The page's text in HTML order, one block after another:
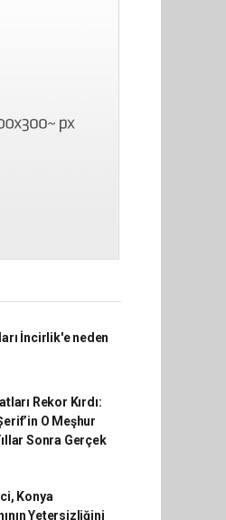
İncirlik'e neden
Rekor Kırdı:
O Meşhur
Sonra Gerçek
Konya
Yetersizliğini